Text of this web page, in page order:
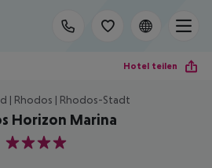
Hotel teilen
| Rhodos | Rhodos-Stadt
Horizon Marina
4